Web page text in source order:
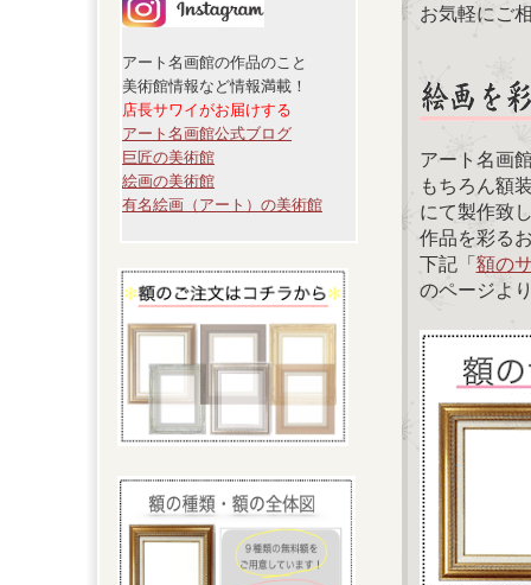
アート名画館の作品のこと
美術館情報など情報満載！
店長サワイがお届けする
アート名画館公式ブログ
巨匠の美術館
絵画の美術館
有名絵画（アート）の美術館
お気軽にご
アート名画
もちろん額
にて製作致
作品を彩る
下記「額の
のページよ